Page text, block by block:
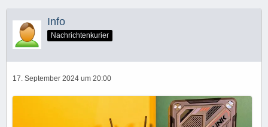
Info
Nachrichtenkurier
17. September 2024 um 20:00